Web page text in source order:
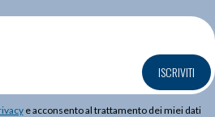
ISCRIVITI
e acconsento al trattamento dei miei dati